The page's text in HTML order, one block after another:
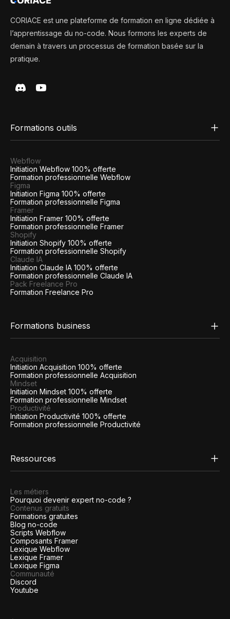
CORIACE est une plateforme de formation en ligne dédiée à
l’apprentissage du no-code. Nous formons les experts de
demain à travers un processus de formation basée sur la
pratique.
Formations outils
Webflow
Initiation Webflow 100% offerte
Formation professionnelle Webflow
Figma
Initiation Figma 100% offerte
Formation professionnelle Figma
Framer
Initiation Framer 100% offerte
Formation professionnelle Framer
Shopify
Initiation Shopify 100% offerte
Formation professionnelle Shopify
Claude IA
Initiation Claude IA 100% offerte
Formation professionnelle Claude IA
Pack Freelance Pro
Formation Freelance Pro
Formations business
Acquisition
Initiation Acquisition 100% offerte
Formation professionnelle Acquisition
Mindset
Initiation Mindset 100% offerte
Formation professionnelle Mindset
Productivité
Initiation Productivité 100% offerte
Formation professionnelle Productivité
Ressources
Les métiers
Pourquoi devenir expert no-code ?
Contenus gratuits
Formations gratuites
Blog no-code
Scripts Webflow
Composants Framer
Lexique Webflow
Lexique Framer
Lexique Figma
Communauté
Discord
Youtube